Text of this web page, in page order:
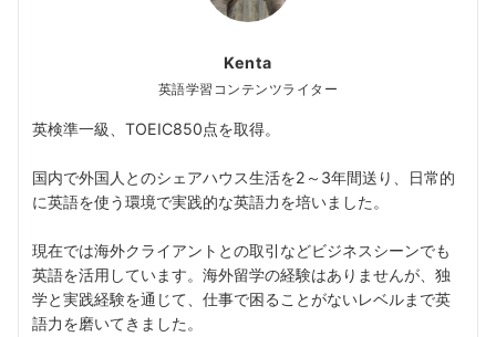
Kenta
英語学習コンテンツライター
英検準一級、TOEIC850点を取得。
国内で外国人とのシェアハウス生活を2～3年間送り、日常的
に英語を使う環境で実践的な英語力を培いました。
現在では海外クライアントとの取引などビジネスシーンでも
英語を活用しています。海外留学の経験はありませんが、独
学と実践経験を通じて、仕事で困ることがないレベルまで英
語力を磨いてきました。